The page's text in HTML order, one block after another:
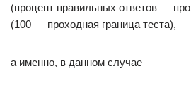
(процент правильных ответов —
(100 — проходная граница теста),
а именно, в данном случае